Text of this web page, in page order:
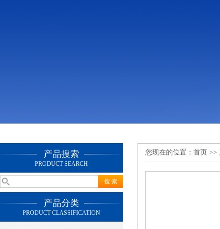
产品搜索
PRODUCT SEARCH
产品分类
PRODUCT CLASSIFICATION
您现在的位置： 首页 >>